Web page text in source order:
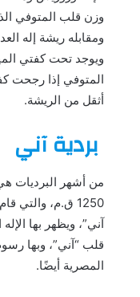
وزن قلب المتوفي
ومقابله ريشة إله
ويوجد تحت كفتي
المتوفي إذا رجحت
أثقل من الريشة.
بردية آني
من أشهر البرديات
1250 ق.م،
آني”، ويظهر بها
قلب “آني”، وبها
المصرية أيضًا.